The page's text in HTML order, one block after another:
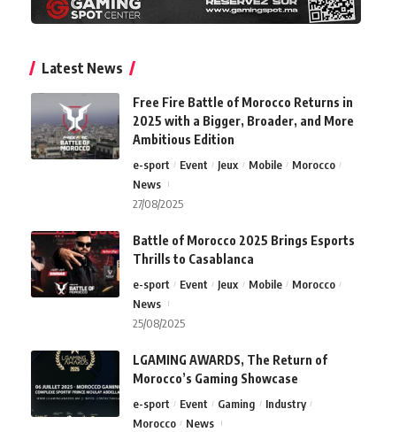
Latest News
Free Fire Battle of Morocco Returns in
2025 with a Bigger, Broader, and More
Ambitious Edition
e-sport Event Jeux Mobile
Morocco
News
27/08/2025
Battle of Morocco 2025 Brings Esports
Thrills to Casablanca
e-sport Event Jeux Mobile
Morocco
News
25/08/2025
LGAMING AWARDS, The Return of
Morocco’s Gaming Showcase
e-sport Event Gaming
Industry
Morocco
News